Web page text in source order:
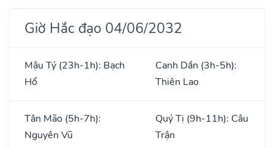
Giờ Hắc đạo 04/06/2032
Mậu Tý (23h-1h): Bạch
Hổ
Canh Dần (3h-5h):
Thiên Lao
Tân Mão (5h-7h):
Nguyên Vũ
Quý Tị (9h-11h): Câu
Trận